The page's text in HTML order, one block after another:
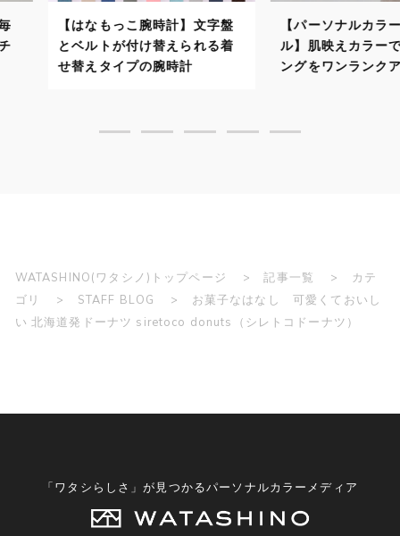
文字盤
られる着
【パーソナルカラーストー
ル】肌映えカラーでスタイリ
ングをワンランクアップ！
【パーソ
自分に似
で顔映り
WATASHINO(ワタシノ)トップページ 記事一覧
カテ
ゴリ
STAFF BLOG
お菓子なはなし 可愛くておいし
い 北海道発ドーナツ siretoco donuts（シレトコドーナツ）
「ワタシらしさ」が見つかるパーソナルカラーメディア